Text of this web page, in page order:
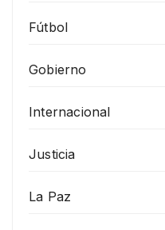
Fútbol
Gobierno
Internacional
Justicia
La Paz